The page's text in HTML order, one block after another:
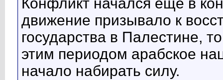
Конфликт начался ещё в
движение призывало к
государства в Палестине,
этим периодом арабское
начало набирать силу.